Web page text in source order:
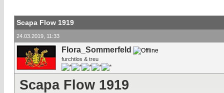
Scapa Flow 1919
24.03.2019, 11:33
Flora_Sommerfeld
furchtlos & treu
Scapa Flow 1919